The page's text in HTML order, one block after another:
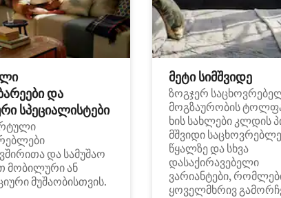
და
სპეციალისტები
და სამუშაო
მობილური ან
მუშაობისთვის.
მეტი სიმშვიდე
ზოგჯერ
მოგზაურობის
ხის სახლები კლდის
მშვიდი
წყალზე და სხვა
დასაქირავებელი
ვარიანტები,
ყოველმხრივ